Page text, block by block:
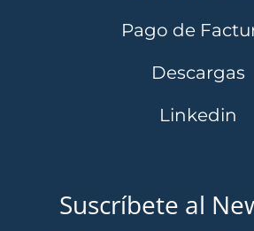
Pago de
Descargas
Linkedin
Suscríbete al